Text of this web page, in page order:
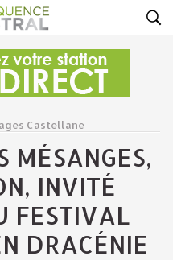
Castellane
MÉSANGES,
INVITÉ
FESTIVAL
DRACÉNIE